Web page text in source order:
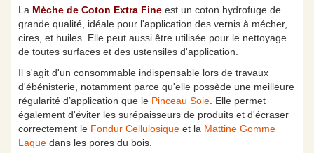
La Mèche de Coton Extra Fine est un coton hydrofuge de
grande qualité, idéale pour l'application des vernis à mécher,
cires, et huiles. Elle peut aussi être utilisée pour le nettoyage
de toutes surfaces et des ustensiles d'application.
Il s'agit d'un consommable indispensable lors de travaux
d'ébénisterie, notamment parce qu'elle possède une meilleure
régularité d’application que le Pinceau Soie . Elle permet
également d'éviter les surépaisseurs de produits et d'écraser
correctement le Fondur Cellulosique et la Mattine Gomme
Laque dans les pores du bois.